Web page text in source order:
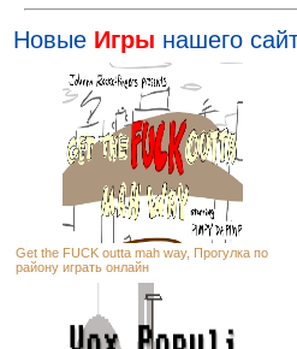
Новые Игры нашего
Get the FUCK outta mah way, Прогулка по
району играть онлайн